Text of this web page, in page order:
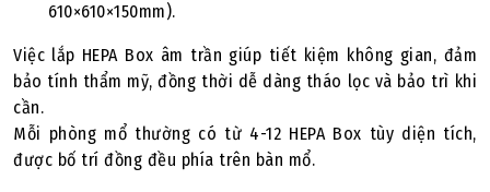
610×610×150mm).
Việc lắp HEPA Box âm trần giúp tiết kiệm không gian, đảm
bảo tính thẩm mỹ, đồng thời dễ dàng tháo lọc và bảo trì khi
cần.
Mỗi phòng mổ thường có từ 4-12 HEPA Box tùy diện tích,
được bố trí đồng đều phía trên bàn mổ.